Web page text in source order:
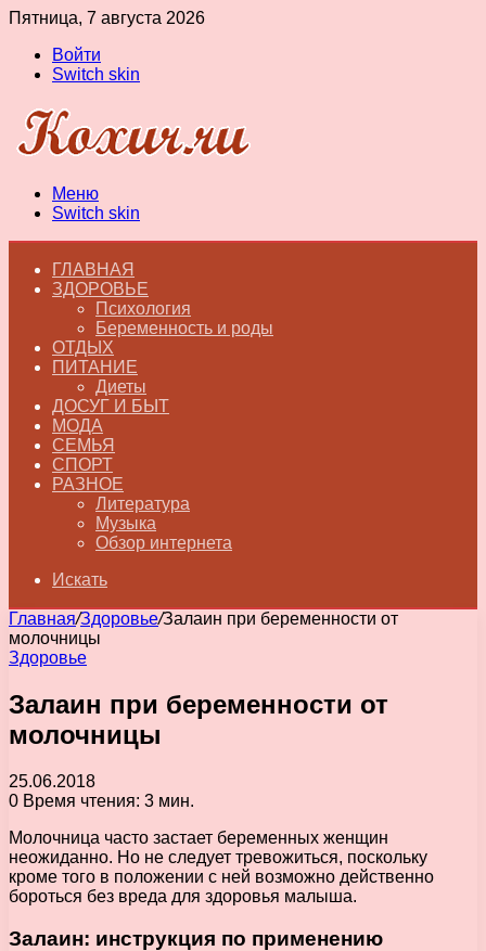
Пятница, 7 августа 2026
Войти
Switch skin
Меню
Switch skin
ГЛАВНАЯ
ЗДОРОВЬЕ
Психология
Беременность и роды
ОТДЫХ
ПИТАНИЕ
Диеты
ДОСУГ И БЫТ
МОДА
СЕМЬЯ
СПОРТ
РАЗНОЕ
Литература
Музыка
Обзор интернета
Искать
Главная/Здоровье/Залаин при беременности от
молочницы
Здоровье
Залаин при беременности от
молочницы
25.06.2018
0 Время чтения: 3 мин.
Молочница часто застает беременных женщин
неожиданно. Но не следует тревожиться, поскольку
кроме того в положении с ней возможно действенно
бороться без вреда для здоровья малыша.
Залаин: инструкция по применению